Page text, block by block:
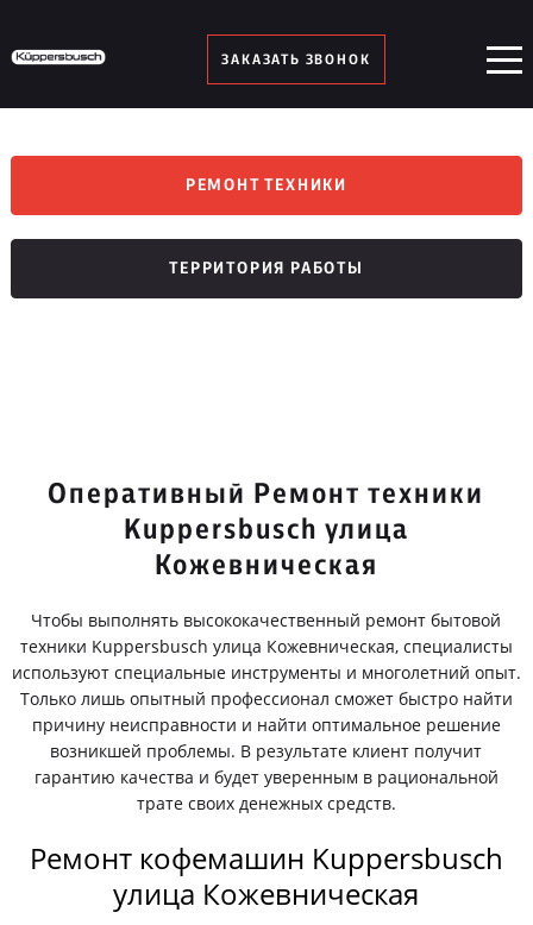
ЗАКАЗАТЬ ЗВОНОК
РЕМОНТ ТЕХНИКИ
ТЕРРИТОРИЯ РАБОТЫ
Оперативный Ремонт техники
Kuppersbusch улица
Кожевническая
Чтобы выполнять высококачественный ремонт бытовой
техники Kuppersbusch улица Кожевническая, специалисты
используют специальные инструменты и многолетний опыт.
Только лишь опытный профессионал сможет быстро найти
причину неисправности и найти оптимальное решение
возникшей проблемы. В результате клиент получит
гарантию качества и будет уверенным в рациональной
трате своих денежных средств.
Ремонт кофемашин Kuppersbusch
улица Кожевническая